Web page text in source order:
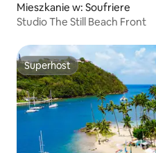
Mieszkanie w: Soufriere
Studio The Still Beach Front
Superhost
Superhost